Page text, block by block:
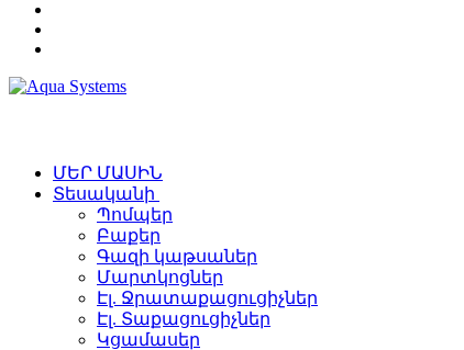
ՄԵՐ ՄԱՍԻՆ
Տեսականի
Պոմպեր
Բաքեր
Գազի կաթսաներ
Մարտկոցներ
Էլ. Ջրատաքացուցիչներ
Էլ. Տաքացուցիչներ
Կցամասեր